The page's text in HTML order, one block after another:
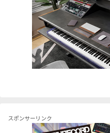
スポンサーリンク